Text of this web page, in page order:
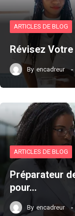
ARTICLES DE BLOG
Révisez
By encadreur
ARTICLES DE BLOG
Préparateur
pour…
By encadreur